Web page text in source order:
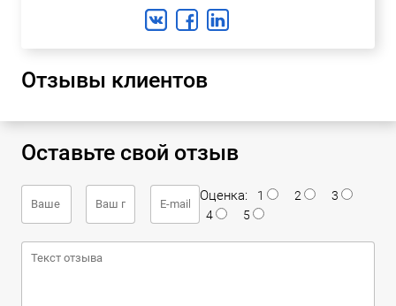
Отзывы клиентов
Оставьте свой отзыв
Оценка: 1 2
3
4
5